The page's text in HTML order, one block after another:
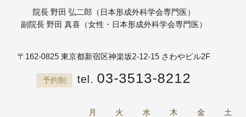
院長 野田 弘二郎（日本形成外科学会専門医）
副院長 野田 真喜（女性・日本形成外科学会専門医）
〒162-0825 東京都新宿区神楽坂2-12-15 さわやビル2F
予約制 03-3513-8212
月 火 水 木 金 土